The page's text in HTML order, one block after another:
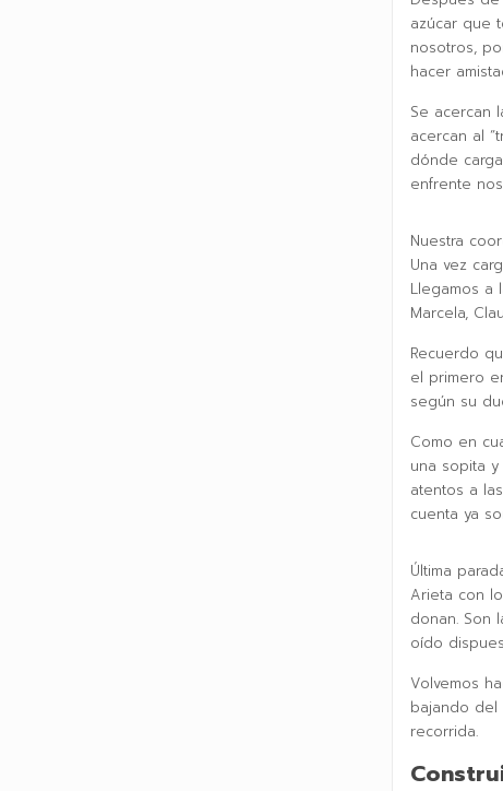
azúcar que
nosotros,
hacer
Se acercan
acercan al
dónde
enfrente
Nuestra
Una vez
Llegamos a
Marcela,
Recuerdo
el primero
según su
Como en
una sopita
atentos a
cuenta ya
Última
Arieta con
donan. Son
oído
Volvemos
bajando del
recorrida.